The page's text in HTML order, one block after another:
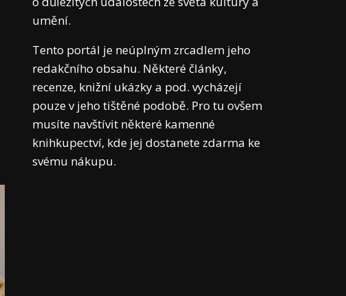
umění.
Tento portál je neúplným zrcadlem jeho
redakčního obsahu. Některé články,
recenze, knižní ukázky a pod. vycházejí
pouze v jeho tištěné podobě. Pro tu ovšem
musíte navštívit některé kamenné
knihkupectví, kde jej dostanete zdarma ke
svému nákupu.